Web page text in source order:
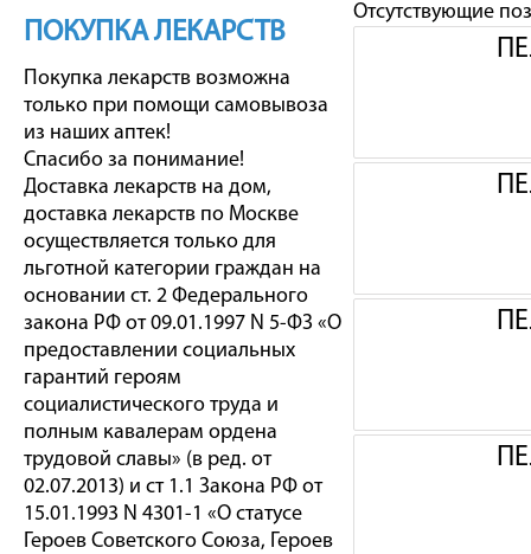
ПОКУПКА ЛЕКАРСТВ
Покупка лекарств возможна
только при помощи самовывоза
из наших аптек!
Спасибо за понимание!
Доставка лекарств на дом,
доставка лекарств по Москве
осуществляется только для
льготной категории граждан на
основании ст. 2 Федерального
закона РФ от 09.01.1997 N 5-ФЗ «О
предоставлении социальных
гарантий героям
социалистического труда и
полным кавалерам ордена
трудовой славы» (в ред. от
02.07.2013) и ст 1.1 Закона РФ от
15.01.1993 N 4301-1 «О статусе
Героев Советского Союза, Героев
Отсутствующие